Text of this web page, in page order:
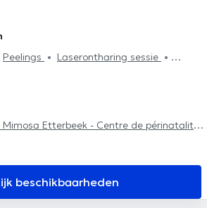
in Rixensart
Esthetische artsen in
Peelings
Laserontharing sessie
Mimosa Etterbeek - Centre de périnatalité
MesaCosa La Chasse
Clinique Dentaire
beschikbaarheden